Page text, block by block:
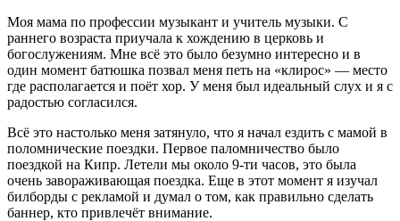
Моя мама по профессии музыкант и учитель музыки. С
раннего возраста приучала к хождению в церковь и
богослужениям. Мне всё это было безумно интересно и в
один момент батюшка позвал меня петь на «клирос» — место
где располагается и поёт хор. У меня был идеальный слух и я с
радостью согласился.
Всё это настолько меня затянуло, что я начал ездить с мамой в
поломнические поездки. Первое паломничество было
поездкой на Кипр. Летели мы около 9-ти часов, это была
очень завораживающая поездка. Еще в этот момент я изучал
билборды с рекламой и думал о том, как правильно сделать
баннер, кто привлечёт внимание.